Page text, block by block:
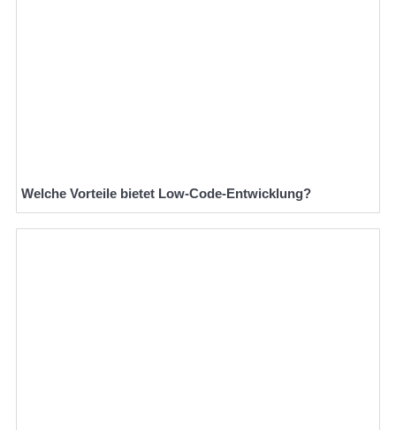
Welche Vorteile bietet Low-Code-Entwicklung?